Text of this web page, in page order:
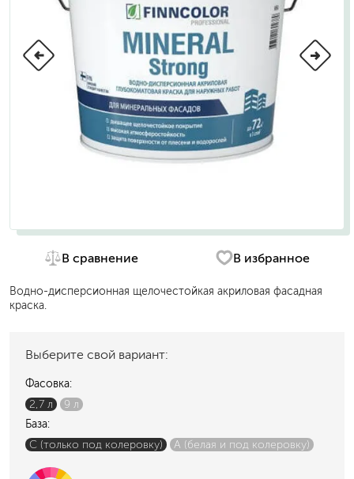
В сравнение В избранное
Водно-дисперсионная щелочестойкая акриловая фасадная
краска.
Выберите свой вариант:
Фасовка:
2,7 л
9 л
База:
C (только под колеровку)
A (белая и под колеровку)